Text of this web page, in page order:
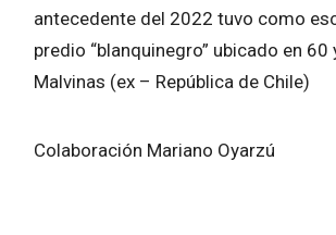
antecedente del 2022 tuvo como
predio “blanquinegro” ubicado en 60
Malvinas (ex – República de Chile)
Colaboración Mariano Oyarzú